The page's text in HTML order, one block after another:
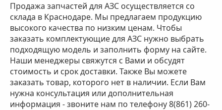
Продажа запчастей для АЗС осуществляется со
склада в Краснодаре. Мы предлагаем продукцию
высокого качества по низким ценам. Чтобы
заказать комплектующие для АЗС нужно выбрать
подходящую модель и заполнить форму на сайте.
Наши менеджеры свяжутся с Вами и обсудят
стоимость и срок доставки. Также Вы можете
заказать товар, которого нет в наличии. Если Вам
нужна консультация или дополнительная
информация - звоните нам по телефону 8(861) 260-